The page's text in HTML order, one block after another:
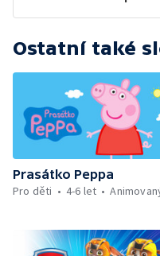
Ostatní také
Prasátko Peppa
Pro děti
4-6 let